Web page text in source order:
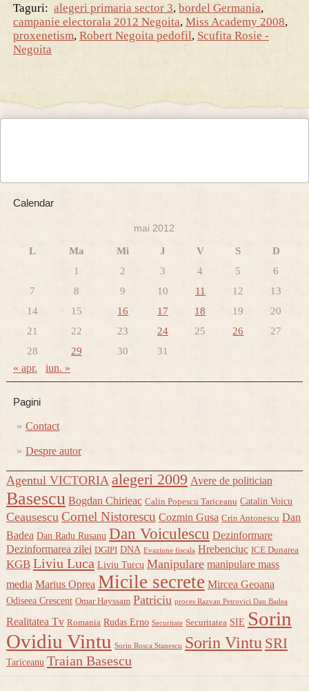
Taguri: alegeri primaria sector 3, bordel Germania,
campanie electorala 2012 Negoita, Miss Academy 2008,
proxenetism, Robert Negoita pedofil, Scufita Rosie -
Negoita
Calendar
mai 2012
L Ma Mi J V S
D
1
2 3 4 5
6
7
8 9 10 11 12
13
14
15 16 17 18 19
20
21
22 23 24 25 26
27
28
29 30 31
« apr. iun. »
Pagini
Contact
Despre autor
Agentul VICTORIA alegeri 2009 Avere de politician
Basescu Bogdan Chirieac Calin Popescu Tariceanu Catalin Voicu
Ceausescu Cornel Nistorescu Cozmin Gusa Crin Antonescu Dan
Badea Dan Radu Rusanu Dan Voiculescu Dezinformare
Dezinformarea zilei DGIPI DNA Evaziune fiscala Hrebenciuc ICE Dunarea
KGB Liviu Luca Liviu Turcu Manipulare manipulare mass
media Marius Oprea Micile secrete Mircea Geoana
Odiseea Crescent Omar Hayssam Patriciu proces Razvan Petrovici Dan Badea
Realitatea Tv Romania Rudas Erno Securitate Securitatea SIE Sorin
Ovidiu Vintu Sorin Rosca Stanescu Sorin Vintu SRI
Tariceanu Traian Basescu